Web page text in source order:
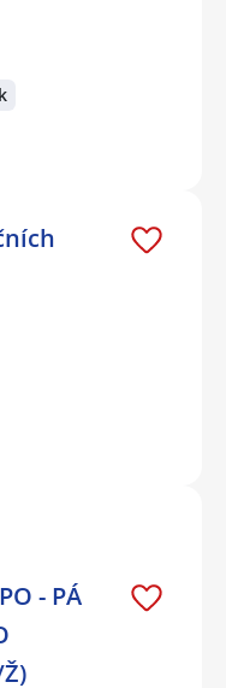
- PÁ